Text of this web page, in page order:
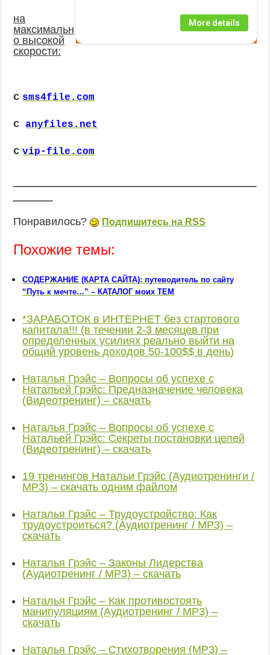
More details
на
максимальн
о высокой
скорости:
с sms4file.com
с anyfiles.net
с vip-file.com
Понравилось? Подпишитесь на RSS
Похожие темы:
СОДЕРЖАНИЕ (КАРТА САЙТА): путеводитель по сайту
“Путь к мечте…” – КАТАЛОГ моих ТЕМ
*ЗАРАБОТОК в ИНТЕРНЕТ без стартового
капитала!!! (в течении 2-3 месяцев при
определенных усилиях реально выйти на
общий уровень доходов 50-100$$ в день)
Наталья Грэйс – Вопросы об успехе с
Натальей Грэйс: Предназначение человека
(Видеотренинг) – скачать
Наталья Грэйс – Вопросы об успехе с
Натальей Грэйс: Секреты постановки целей
(Видеотренинг) – скачать
19 тренингов Натальи Грэйс (Аудиотренинги /
MP3) – скачать одним файлом
Наталья Грэйс – Трудоустройство: Как
трудоустроиться? (Аудиотренинг / MP3) –
скачать
Наталья Грэйс – Законы Лидерства
(Аудиотренинг / MP3) – скачать
Наталья Грэйс – Как противостоять
манипуляциям (Аудиотренинг / MP3) –
скачать
Наталья Грэйс – Стихотворения (MP3) –